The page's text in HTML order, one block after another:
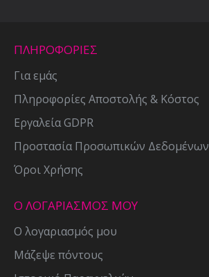
ΠΛΗΡΟΦΟΡΙΕΣ
Για εμάς
Πληροφορίες Αποστολής & Κόστος
Εργαλεία GDPR
Προστασία Προσωπικών Δεδομένων
Όροι Χρήσης
Ο ΛΟΓΑΡΙΑΣΜΟΣ ΜΟΥ
Ο λογαριασμός μου
Μάζεψε πόντους